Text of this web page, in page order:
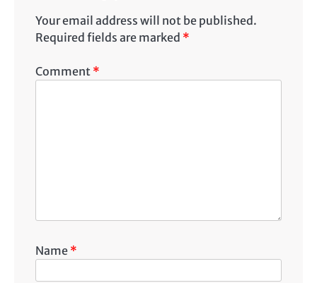
Your email address will not be published.
Required fields are marked *
Comment *
Name *